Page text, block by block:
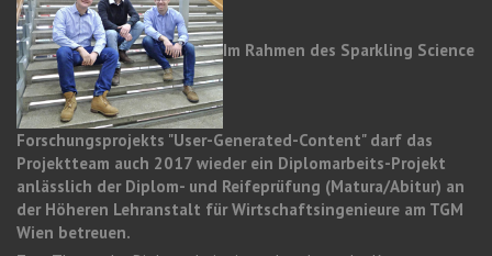
Im Rahmen des Sparkling Science
Forschungsprojekts "User-Generated-Content" darf das
Projektteam auch 2017 wieder ein Diplomarbeits-Projekt
anlässlich der Diplom- und Reifeprüfung (Matura/Abitur) an
der Höheren Lehranstalt für Wirtschaftsingenieure am TGM
Wien betreuen.